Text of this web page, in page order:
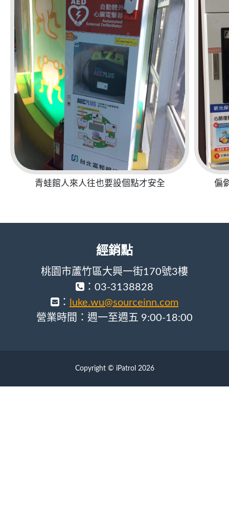
青蛙館人來人往也要設個點才安全 偏
經銷點
桃園市蘆竹區大興一街170號3樓
：03-3138828
：
luke.wu@sourceinn.com
營業時間：週一至週五 9:00-18:00
Copyright © iPatrol 2026